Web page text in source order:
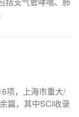
项，上海市重大/
篇，其中SCI收录